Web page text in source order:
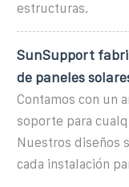
estructuras.
SunSupport
de paneles
Contamos con un
soporte para
Nuestros diseños
cada instalación